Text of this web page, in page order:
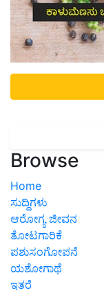
Browse
Home
ಸುದ್ದಿಗಳು
ಆರೋಗ್ಯ ಜೀವನ
ತೋಟಗಾರಿಕೆ
ಪಶುಸಂಗೋಪನೆ
ಯಶೋಗಾಥೆ
ಇತರೆ